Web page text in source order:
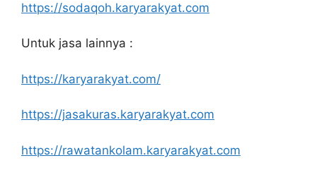
https://sodaqoh.karyarakyat.com
Untuk jasa lainnya :
https://karyarakyat.com/
https://jasakuras.karyarakyat.com
https://rawatankolam.karyarakyat.com